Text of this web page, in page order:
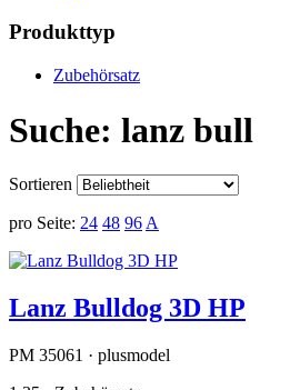
Produkttyp
Zubehörsatz
Suche: lanz bull
Sortieren
pro Seite: 24 48 96 A
Lanz Bulldog 3D HP
PM 35061 · plusmodel